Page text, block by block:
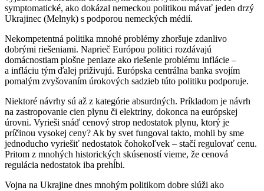
symptomatické, ako dokázal nemeckou politikou mávať jeden drzý
Ukrajinec (Melnyk) s podporou nemeckých médií.
Nekompetentná politika mnohé problémy zhoršuje zdanlivo
dobrými riešeniami. Naprieč Európou politici rozdávajú
domácnostiam plošne peniaze ako riešenie problému inflácie –
a infláciu tým ďalej priživujú. Európska centrálna banka svojím
pomalým zvyšovaním úrokových sadzieb túto politiku podporuje.
Niektoré návrhy sú až z kategórie absurdných. Príkladom je návrh
na zastropovanie cien plynu či elektriny, dokonca na európskej
úrovni. Vyrieši snáď cenový strop nedostatok plynu, ktorý je
príčinou vysokej ceny? Ak by svet fungoval takto, mohli by sme
jednoducho vyriešiť nedostatok čohokoľvek – stačí regulovať cenu.
Pritom z mnohých historických skúseností vieme, že cenová
regulácia nedostatok iba prehĺbi.
Vojna na Ukrajine dnes mnohým politikom dobre slúži ako